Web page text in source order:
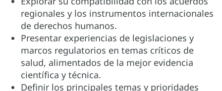
regionales y los instrumentos internacionales
de derechos humanos.
Presentar experiencias de legislaciones y
marcos regulatorios en temas críticos de
salud, alimentados de la mejor evidencia
científica y técnica.
Definir los principales temas y prioridades